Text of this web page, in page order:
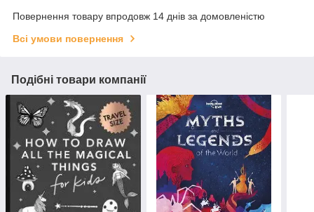
Повернення товару впродовж 14 днів за домовленістю
Всі умови повернення
Подібні товари компанії